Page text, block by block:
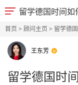
留学德国时间如
首页> 顾问主页> 留学德
王东芳
留学德国时